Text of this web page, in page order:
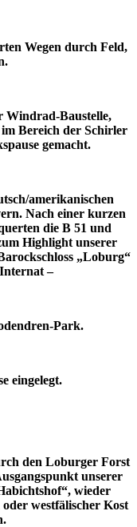
Wegen durch Feld,
Windrad-Baustelle,
Bereich der Schirler
gemacht.
amerikanischen
Nach einer kurzen
die B 51 und
Highlight unserer
„Loburg“
–
Park.
eingelegt.
den Loburger Forst
unserer
wieder
westfälischer Kost